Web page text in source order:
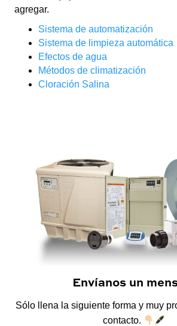
agregar.
Sistema de automatización
Sistema de limpieza automática
Efectos de agua
Métodos de climatización
Cloración Salina
Envíanos un
Sólo llena la siguiente forma y muy
contacto.